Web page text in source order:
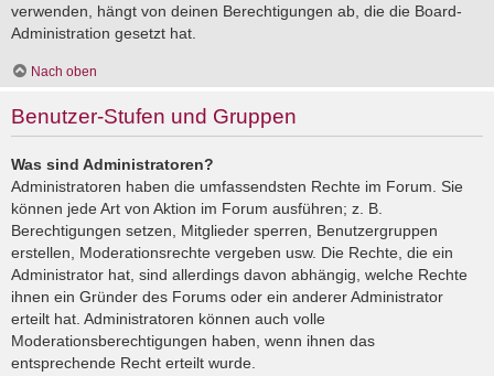
verwenden, hängt von deinen Berechtigungen ab, die die Board-
Administration gesetzt hat.
Nach oben
Benutzer-Stufen und Gruppen
Was sind Administratoren?
Administratoren haben die umfassendsten Rechte im Forum. Sie
können jede Art von Aktion im Forum ausführen; z. B.
Berechtigungen setzen, Mitglieder sperren, Benutzergruppen
erstellen, Moderationsrechte vergeben usw. Die Rechte, die ein
Administrator hat, sind allerdings davon abhängig, welche Rechte
ihnen ein Gründer des Forums oder ein anderer Administrator
erteilt hat. Administratoren können auch volle
Moderationsberechtigungen haben, wenn ihnen das
entsprechende Recht erteilt wurde.